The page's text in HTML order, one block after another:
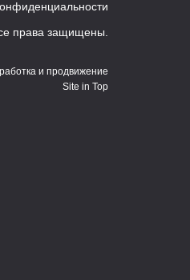
права защищены.
и продвижение
Site in Top